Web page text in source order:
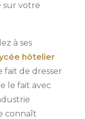
sur votre
à ses
hôtelier
fait de dresser
le fait avec
connaît